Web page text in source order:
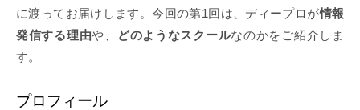
に渡ってお届けします。今回の第1回は、ディープロが情報
発信する理由や、 どのようなスクールなのかをご紹介しま
す。
プロフィール